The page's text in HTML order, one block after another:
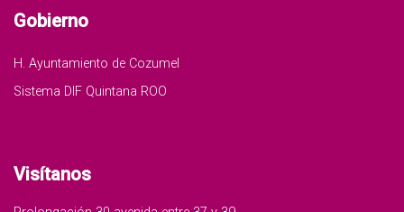
Gobierno
H. Ayuntamiento de Cozumel
Sistema DIF Quintana ROO
Visítanos